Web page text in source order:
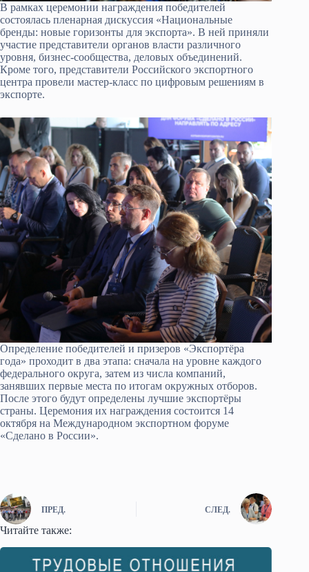
В рамках церемонии награждения победителей
состоялась пленарная дискуссия «Национальные
бренды: новые горизонты для экспорта». В ней приняли
участие представители органов власти различного
уровня, бизнес-сообщества, деловых объединений.
Кроме того, представители Российского экспортного
центра провели мастер-класс по цифровым решениям в
экспорте.
Определение победителей и призеров «Экспортёра
года» проходит в два этапа: сначала на уровне каждого
федерального округа, затем из числа компаний,
занявших первые места по итогам окружных отборов.
После этого будут определены лучшие экспортёры
страны. Церемония их награждения состоится 14
октября на Международном экспортном форуме
«Сделано в России».
ПРЕД. СЛЕД.
Читайте также: